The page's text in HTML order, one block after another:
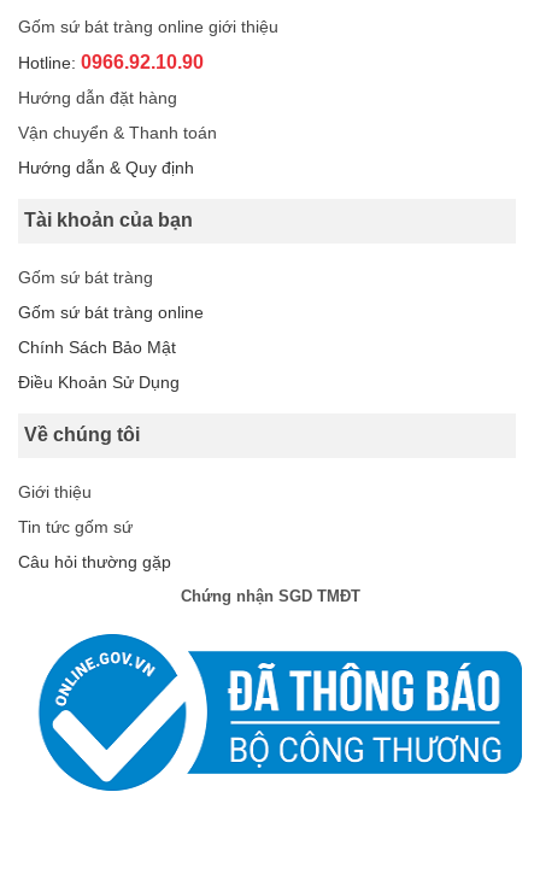
Gốm sứ bát tràng online giới thiệu
Hotline: 0966.92.10.90
Hướng dẫn đặt hàng
Vận chuyển & Thanh toán
Hướng dẫn & Quy định
Tài khoản của bạn
Gốm sứ bát tràng
Gốm sứ bát tràng online
Chính Sách Bảo Mật
Điều Khoản Sử Dụng
Về chúng tôi
Giới thiệu
Tin tức gốm sứ
Câu hỏi thường gặp
Chứng nhận SGD TMĐT